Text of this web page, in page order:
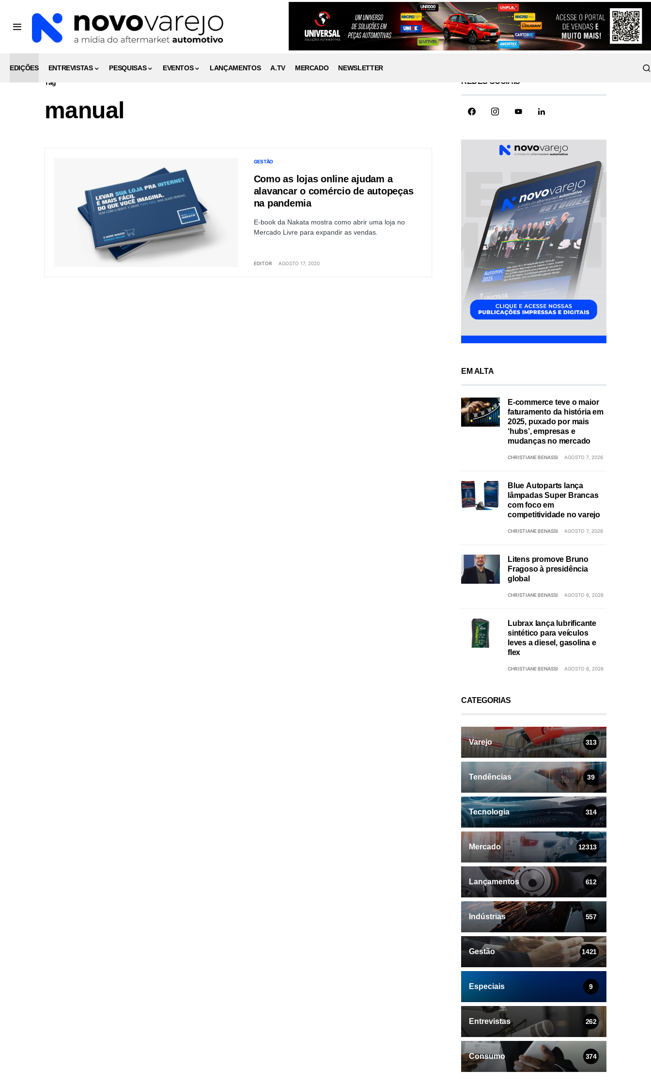
EDIÇÕES ENTREVISTAS PESQUISAS EVENTOS LANÇAMENTOS A.TV MERCADO
NEWSLETTER
Tag
manual
GESTÃO
Como as lojas online ajudam a
alavancar o comércio de autopeças
na pandemia
E-book da Nakata mostra como abrir uma loja no
Mercado Livre para expandir as vendas.
EDITOR AGOSTO 17, 2020
REDES SOCIAIS
EM ALTA
E-commerce teve o maior
faturamento da história em
2025, puxado por mais
‘hubs’, empresas e
mudanças no mercado
CHRISTIANE BENASSI AGOSTO 7, 2026
Blue Autoparts lança
lâmpadas Super Brancas
com foco em
competitividade no varejo
CHRISTIANE BENASSI AGOSTO 7, 2026
Litens promove Bruno
Fragoso à presidência
global
CHRISTIANE BENASSI AGOSTO 6, 2026
Lubrax lança lubrificante
sintético para veículos
leves a diesel, gasolina e
flex
CHRISTIANE BENASSI AGOSTO 6, 2026
CATEGORIAS
Varejo 313
Tendências 39
Tecnologia 314
Mercado 12313
Lançamentos 612
Indústrias 557
Gestão 1421
Especiais 9
Entrevistas 262
Consumo 374